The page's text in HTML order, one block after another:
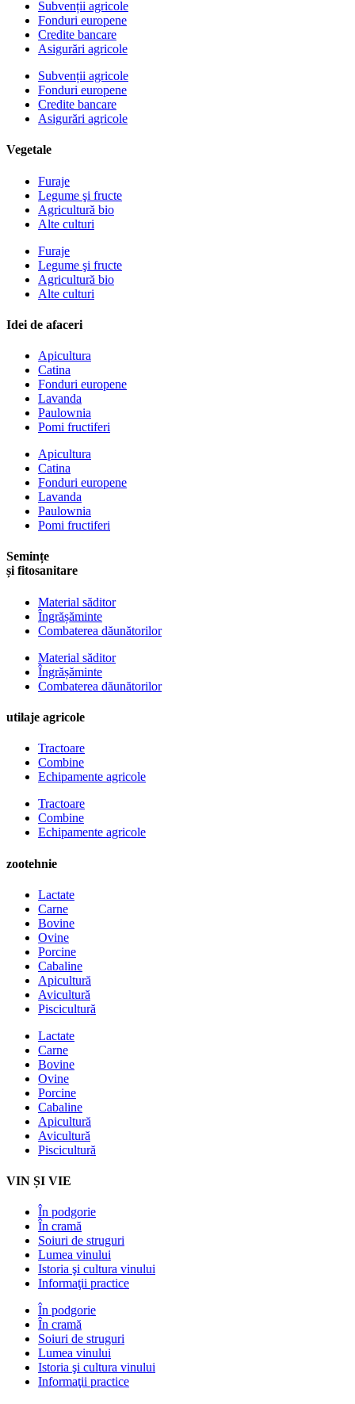
Subvenții agricole
Fonduri europene
Credite bancare
Asigurări agricole
Subvenții agricole
Fonduri europene
Credite bancare
Asigurări agricole
Vegetale
Furaje
Legume şi fructe
Agricultură bio
Alte culturi
Furaje
Legume şi fructe
Agricultură bio
Alte culturi
Idei de afaceri
Apicultura
Catina
Fonduri europene
Lavanda
Paulownia
Pomi fructiferi
Apicultura
Catina
Fonduri europene
Lavanda
Paulownia
Pomi fructiferi
Semințe
și fitosanitare
Material săditor
Îngrășăminte
Combaterea dăunătorilor
Material săditor
Îngrășăminte
Combaterea dăunătorilor
utilaje agricole
Tractoare
Combine
Echipamente agricole
Tractoare
Combine
Echipamente agricole
zootehnie
Lactate
Carne
Bovine
Ovine
Porcine
Cabaline
Apicultură
Avicultură
Piscicultură
Lactate
Carne
Bovine
Ovine
Porcine
Cabaline
Apicultură
Avicultură
Piscicultură
VIN ȘI VIE
În podgorie
În cramă
Soiuri de struguri
Lumea vinului
Istoria şi cultura vinului
Informaţii practice
În podgorie
În cramă
Soiuri de struguri
Lumea vinului
Istoria şi cultura vinului
Informaţii practice